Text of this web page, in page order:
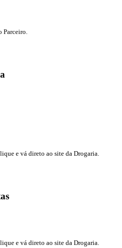
Parceiro.
e vá direto ao site da Drogaria.
e vá direto ao site da Drogaria.